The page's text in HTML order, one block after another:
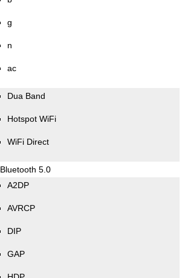
g
n
ac
Dua Band
Hotspot WiFi
WiFi Direct
Bluetooth 5.0
A2DP
AVRCP
DIP
GAP